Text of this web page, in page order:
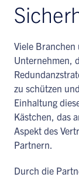
Viele Branchen
Unternehmen,
zu schützen
Einhaltung
Kästchen, das
Aspekt des
Partnern.
Durch die